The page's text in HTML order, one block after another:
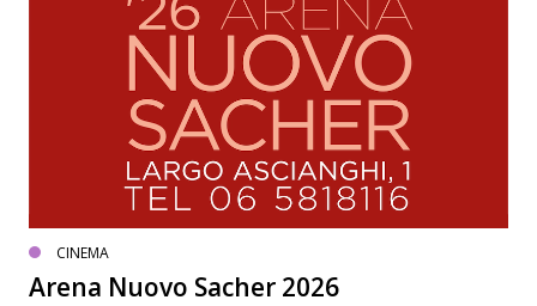
CINEMA
Arena Nuovo Sacher 2026